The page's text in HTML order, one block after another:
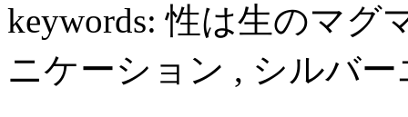
keywords: 性は生のマグ
ニケーション , シルバ